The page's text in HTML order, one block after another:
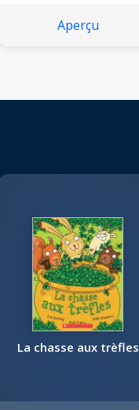
Aperçu
La chasse aux trèfles